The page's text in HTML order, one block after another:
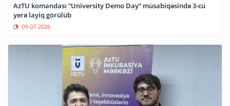
AzTU komandası “University Demo Day” müsabiqəsində 3-cü
yerə layiq görülüb
09-07-2026